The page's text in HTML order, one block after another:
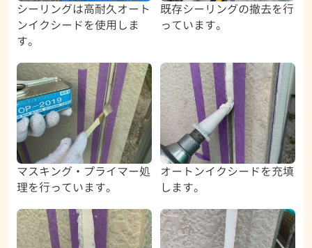
シーリングは高耐久オート
ンイクシードを使用しま
す。
既存シーリングの撤去を行
っています。
マスキング・プライマー処
理を行っています。
オートンイクシードを充填
します。